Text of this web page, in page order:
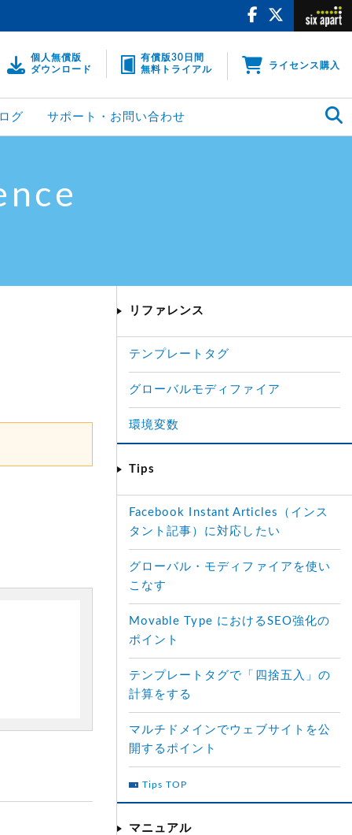
個人無償版
ダウンロード
有償版30日間
無料トライアル
ライセンス購入
グ サポート・お問い合わせ
リファレンス
テンプレートタグ
グローバルモディファイア
環境変数
Tips
Facebook Instant Articles（インス
タント記事）に対応したい
グローバル・モディファイアを使い
こなす
Movable Type におけるSEO強化の
ポイント
テンプレートタグで「四捨五入」の
計算をする
マルチドメインでウェブサイトを公
開するポイント
Tips TOP
マニュアル